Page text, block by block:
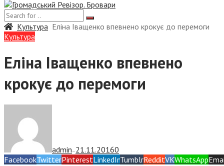
Культура Еліна Іващенко впевнено крокує до перемоги
Культура
Еліна Іващенко впевнено
крокує до перемоги
admin — 21.11.20160
FacebookTwitterPinterestLinkedInTumblrRedditVKWhatsApp